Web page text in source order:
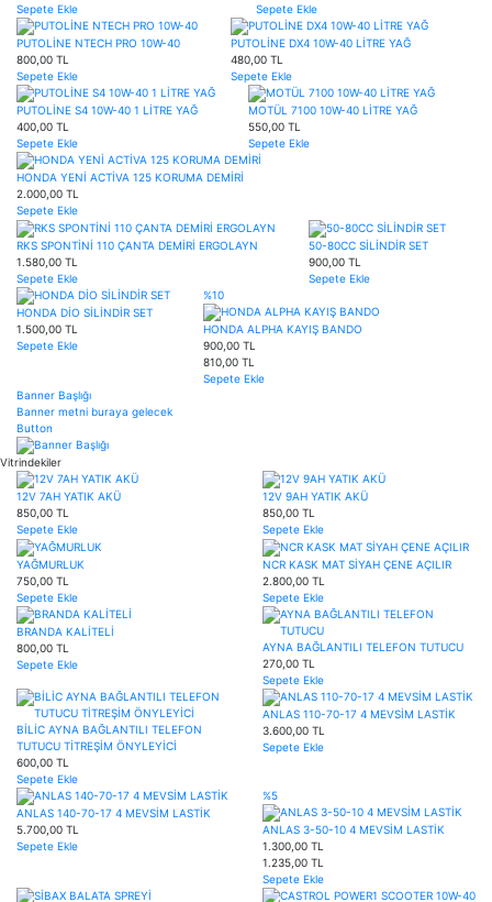
Sepete Ekle
Sepete Ekle
PUTOLİNE NTECH PRO 10W-40
800,00 TL
Sepete Ekle
PUTOLİNE DX4 10W-40 LİTRE YAĞ
480,00 TL
Sepete Ekle
PUTOLİNE S4 10W-40 1 LİTRE YAĞ
400,00 TL
Sepete Ekle
MOTÜL 7100 10W-40 LİTRE YAĞ
550,00 TL
Sepete Ekle
HONDA YENİ ACTİVA 125 KORUMA DEMİRİ
2.000,00 TL
Sepete Ekle
RKS SPONTİNİ 110 ÇANTA DEMİRİ ERGOLAYN
1.580,00 TL
Sepete Ekle
50-80CC SİLİNDİR SET
900,00 TL
Sepete Ekle
HONDA DİO SİLİNDİR SET
1.500,00 TL
Sepete Ekle
%10
HONDA ALPHA KAYIŞ BANDO
900,00 TL
810,00 TL
Sepete Ekle
Banner Başlığı
Banner metni buraya gelecek
Button
Vitrindekiler
12V 7AH YATIK AKÜ
850,00 TL
Sepete Ekle
12V 9AH YATIK AKÜ
850,00 TL
Sepete Ekle
YAĞMURLUK
750,00 TL
Sepete Ekle
NCR KASK MAT SİYAH ÇENE AÇILIR
2.800,00 TL
Sepete Ekle
BRANDA KALİTELİ
800,00 TL
Sepete Ekle
AYNA BAĞLANTILI TELEFON TUTUCU
270,00 TL
Sepete Ekle
BİLİC AYNA BAĞLANTILI TELEFON
TUTUCU TİTREŞİM ÖNYLEYİCİ
600,00 TL
Sepete Ekle
ANLAS 110-70-17 4 MEVSİM LASTİK
3.600,00 TL
Sepete Ekle
ANLAS 140-70-17 4 MEVSİM LASTİK
5.700,00 TL
Sepete Ekle
%5
ANLAS 3-50-10 4 MEVSİM LASTİK
1.300,00 TL
1.235,00 TL
Sepete Ekle